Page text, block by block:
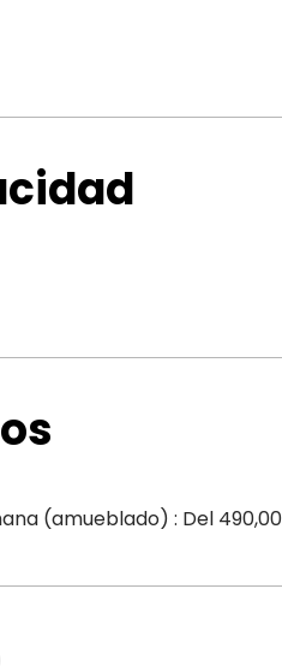
(amueblado) : Del